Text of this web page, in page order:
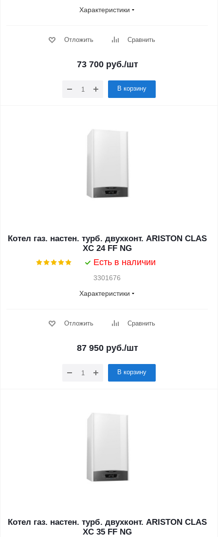
Характеристики
Отложить Сравнить
73 700руб./шт
В корзину
Котел газ. настен. турб. двухконт. ARISTON CLAS
XC 24 FF NG
Есть в наличии
3301676
Характеристики
Отложить Сравнить
87 950руб./шт
В корзину
Котел газ. настен. турб. двухконт. ARISTON CLAS
XC 35 FF NG